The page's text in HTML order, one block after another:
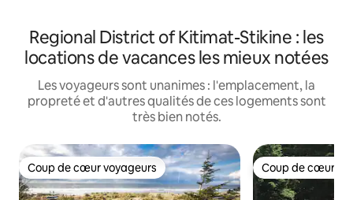
Regional District of Kitimat-Stikine : les
locations de vacances les mieux notées
Les voyageurs sont unanimes : l'emplacement, la
propreté et d'autres qualités de ces logements sont
très bien notés.
Coup de cœur voyageurs
Coup de cœur voyageurs Coup de cœur
Coup de cœur